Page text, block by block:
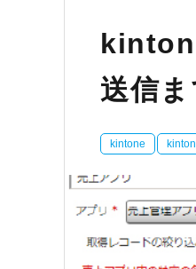
送信ま
kintone